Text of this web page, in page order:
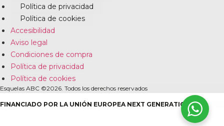
Política de privacidad
Política de cookies
Accesibilidad
Aviso legal
Condiciones de compra
Política de privacidad
Política de cookies
Esquelas ABC ©2026. Todos los derechos reservados
FINANCIADO POR LA UNIÓN EUROPEA NEXT GENERATION EU